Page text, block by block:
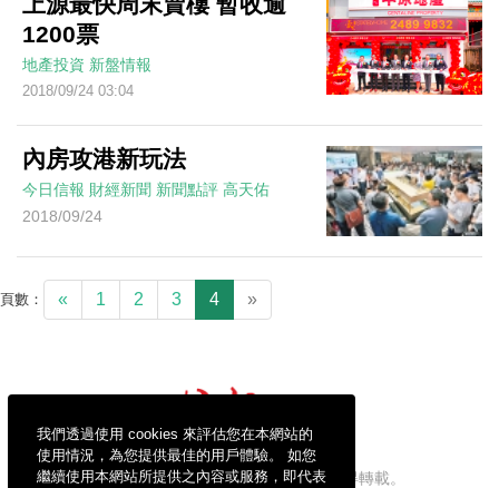
我們透過使用 cookies 來評估您在本網站的
使用情況，為您提供最佳的用戶體驗。 如您
繼續使用本網站所提供之內容或服務，即代表
1200票
地產投資 新盤情報
2018/09/24 03:04
內房攻港新玩法
今日信報 財經新聞 新聞點評 高天佑
2018/09/24
頁數： « 1 2 3 4 »
信報財經新聞有限公司版權所有，不得轉載。